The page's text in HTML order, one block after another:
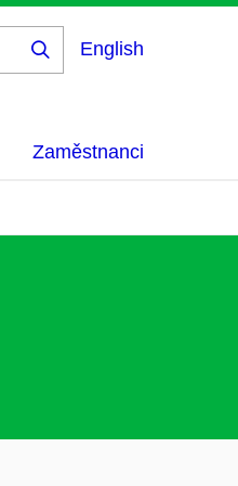
English
Zaměstnanci